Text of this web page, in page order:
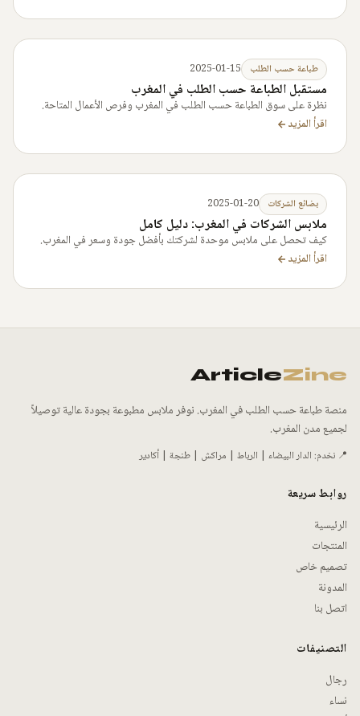
طباعة حسب الطلب 2025-01-15
مستقبل الطباعة حسب الطلب في المغرب
نظرة على سوق الطباعة حسب الطلب في المغرب وفرص الأعمال المتاحة.
اقرأ المزيد
بضائع الشركات 2025-01-20
ملابس الشركات في المغرب: دليل كامل
كيف تحصل على ملابس موحدة لشركتك بأفضل جودة وسعر في المغرب.
اقرأ المزيد
ArticleZine
منصة طباعة حسب الطلب في المغرب. نوفر ملابس مطبوعة بجودة عالية توصيلاً
لجميع مدن المغرب.
📍 نخدم: الدار البيضاء | الرباط | مراكش | طنجة | أكادير
روابط سريعة
الرئيسية
المنتجات
تصميم خاص
المدونة
اتصل بنا
التصنيفات
رجال
نساء